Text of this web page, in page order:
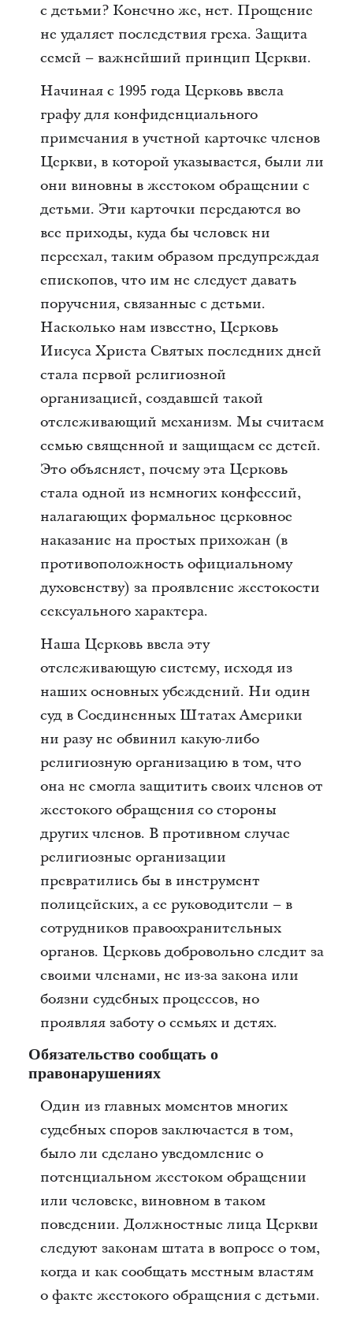
с детьми? Конечно же, нет. Прощение
не удаляет последствия греха. Защита
семей – важнейший принцип Церкви.
Начиная с 1995 года Церковь ввела
графу для конфиденциального
примечания в учетной карточке членов
Церкви, в которой указывается, были ли
они виновны в жестоком обращении с
детьми. Эти карточки передаются во
все приходы, куда бы человек ни
переехал, таким образом предупреждая
епископов, что им не следует давать
поручения, связанные с детьми.
Насколько нам известно, Церковь
Иисуса Христа Святых последних дней
стала первой религиозной
организацией, создавшей такой
отслеживающий механизм. Мы считаем
семью священной и защищаем ее детей.
Это объясняет, почему эта Церковь
стала одной из немногих конфессий,
налагающих формальное церковное
наказание на простых прихожан (в
противоположность официальному
духовенству) за проявление жестокости
сексуального характера.
Наша Церковь ввела эту
отслеживающую систему, исходя из
наших основных убеждений. Ни один
суд в Соединенных Штатах Америки
ни разу не обвинил какую-либо
религиозную организацию в том, что
она не смогла защитить своих членов от
жестокого обращения со стороны
других членов. В противном случае
религиозные организации
превратились бы в инструмент
полицейских, а ее руководители – в
сотрудников правоохранительных
органов. Церковь добровольно следит за
своими членами, не из-за закона или
боязни судебных процессов, но
проявляя заботу о семьях и детях.
Обязательство сообщать о
правонарушениях
Один из главных моментов многих
судебных споров заключается в том,
было ли сделано уведомление о
потенциальном жестоком обращении
или человеке, виновном в таком
поведении. Должностные лица Церкви
следуют законам штата в вопросе о том,
когда и как сообщать местным властям
о факте жестокого обращения с детьми.